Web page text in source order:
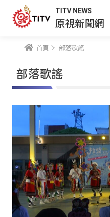
TITV NEWS
原視新聞網
首頁 部落歌謠
部落歌謠